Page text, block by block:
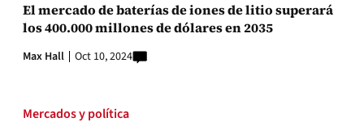
El mercado de baterías de iones de litio superará
los 400.000 millones de dólares en 2035
Max Hall Oct 10, 2024
Mercados y política